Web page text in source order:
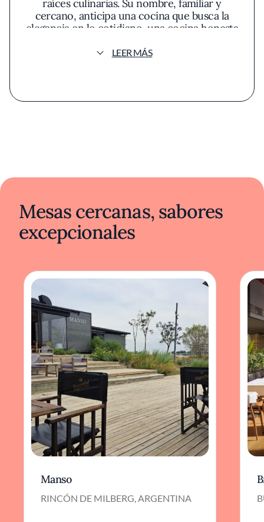
raíces culinarias. Su nombre, familiar y
cercano, anticipa una cocina que busca la
elegancia en lo cotidiano, una cocina honesta
LEER MÁS
Mesas cercanas, sabores
excepcionales
Manso
RINCÓN DE MILBERG, ARGENTINA